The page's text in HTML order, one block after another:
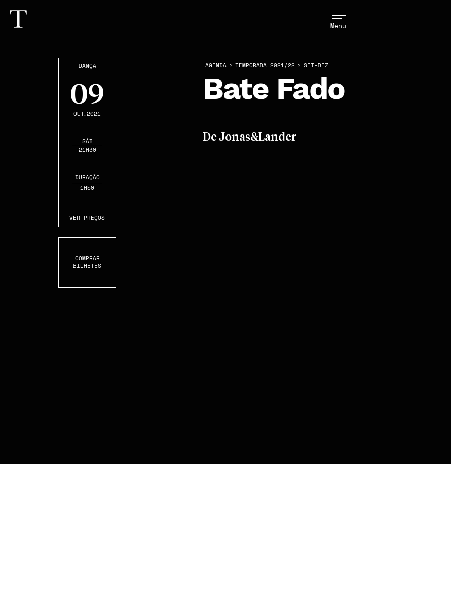
Menu
Bate Fado
DANÇA
09
OUT,2021
SÁB
21H30
DURAÇÃO
1H50
VER PREÇOS
COMPRAR
BILHETES
AGENDA > TEMPORADA 2021/22 > SET-DEZ
De Jonas&Lander